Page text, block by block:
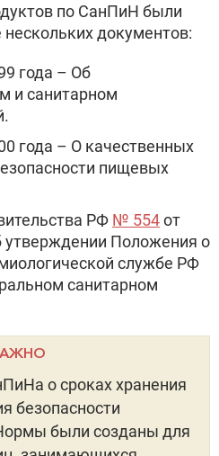
по СанПиН были
документов:
года – Об
и санитарном
года – О качественных
пищевых
РФ № 554от
утверждении Положения о
службе РФ
санитарном
о сроках хранения
безопасности
были созданы для